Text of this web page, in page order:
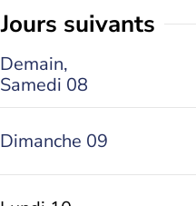
jours suivants
Demain,
Samedi 08
Dimanche 09